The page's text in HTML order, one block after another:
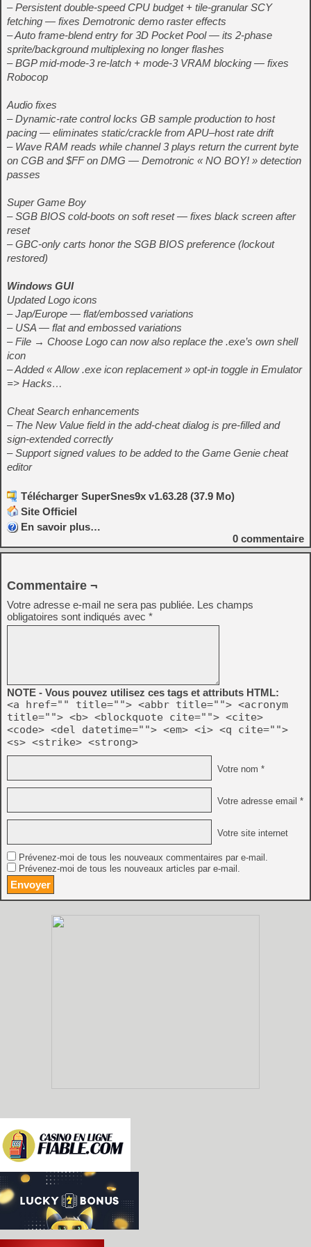
– Persistent double-speed CPU budget + tile-granular SCY
fetching — fixes Demotronic demo raster effects
– Auto frame-blend entry for 3D Pocket Pool — its 2-phase
sprite/background multiplexing no longer flashes
– BGP mid-mode-3 re-latch + mode-3 VRAM blocking — fixes
Robocop
Audio fixes
– Dynamic-rate control locks GB sample production to host
pacing — eliminates static/crackle from APU–host rate drift
– Wave RAM reads while channel 3 plays return the current byte
on CGB and $FF on DMG — Demotronic « NO BOY! » detection
passes
Super Game Boy
– SGB BIOS cold-boots on soft reset — fixes black screen after
reset
– GBC-only carts honor the SGB BIOS preference (lockout
restored)
Windows GUI
Updated Logo icons
– Jap/Europe — flat/embossed variations
– USA — flat and embossed variations
– File → Choose Logo can now also replace the .exe’s own shell
icon
– Added « Allow .exe icon replacement » opt-in toggle in Emulator
=> Hacks…
Cheat Search enhancements
– The New Value field in the add-cheat dialog is pre-filled and
sign-extended correctly
– Support signed values to be added to the Game Genie cheat
editor
Télécharger SuperSnes9x v1.63.28 (37.9 Mo)
Site Officiel
En savoir plus…
0 commentaire
Commentaire ¬
Votre adresse e-mail ne sera pas publiée. Les champs
obligatoires sont indiqués avec *
NOTE - Vous pouvez utilisez ces tags et attributs HTML:
<a href="" title=""> <abbr title=""> <acronym
title=""> <b> <blockquote cite=""> <cite>
<code> <del datetime=""> <em> <i> <q cite="">
<s> <strike> <strong>
Votre nom *
Votre adresse email *
Votre site internet
Prévenez-moi de tous les nouveaux commentaires par e-mail.
Prévenez-moi de tous les nouveaux articles par e-mail.